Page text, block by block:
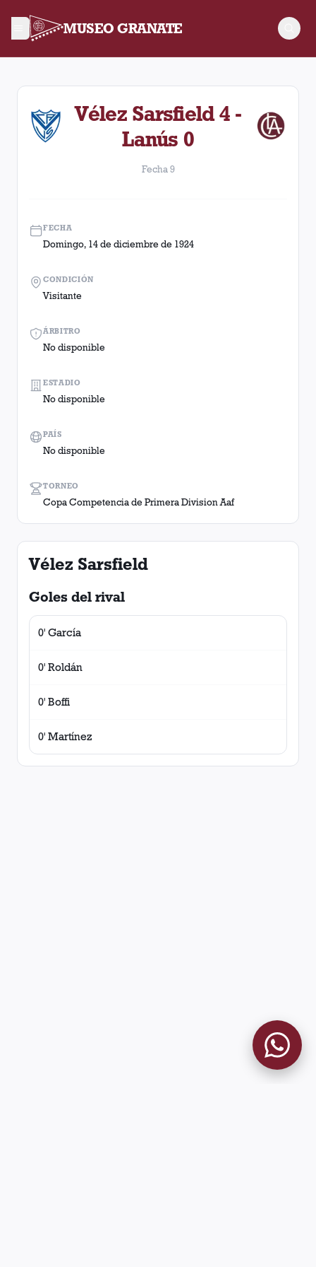
MUSEO GRANATE
Fecha 9. Partido entre Lanús y Vélez Sarsfield disputado
Vélez Sarsfield 4 -
Lanús 0
Fecha 9
FECHA
Domingo, 14 de diciembre de 1924
ÁRBITRO
No disponible
TORNEO
Copa Competencia de Primera Division Aaf
CONDICIÓN
Visitante
ESTADIO
No disponible
PAÍS
No disponible
Vélez Sarsfield
Goles del rival
0' García
0' Roldán
0' Boffi
0' Martínez